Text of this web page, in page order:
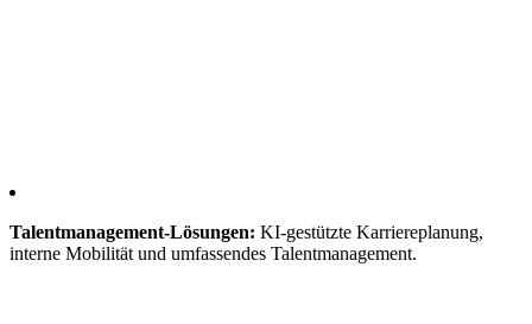
Talentmanagement-Lösungen: KI-gestützte Karriereplanung,
interne Mobilität und umfassendes Talentmanagement.